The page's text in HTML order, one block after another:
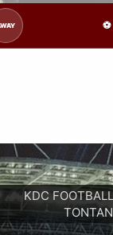
ร
KDC